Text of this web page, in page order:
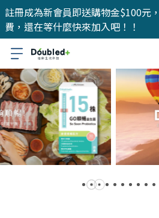
註冊成為新會員即送購物金$100元
費，還在等什麼快來加入吧！！